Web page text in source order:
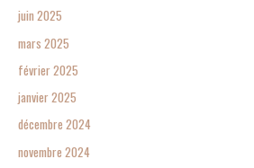
juin 2025
mars 2025
février 2025
janvier 2025
décembre 2024
novembre 2024